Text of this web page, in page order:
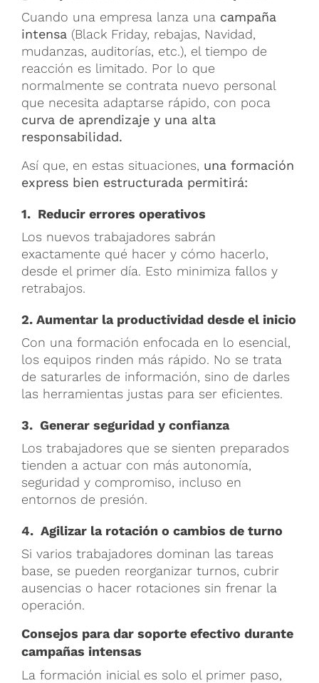
Cuando una empresa lanza una campaña
intensa (Black Friday, rebajas, Navidad,
mudanzas, auditorías, etc.), el tiempo de
reacción es limitado. Por lo que
normalmente se contrata nuevo personal
que necesita adaptarse rápido, con poca
curva de aprendizaje y una alta
responsabilidad.
Así que, en estas situaciones, una formación
express bien estructurada permitirá:
1. Reducir errores operativos
Los nuevos trabajadores sabrán
exactamente qué hacer y cómo hacerlo,
desde el primer día. Esto minimiza fallos y
retrabajos.
2. Aumentar la productividad desde el inicio
Con una formación enfocada en lo esencial,
los equipos rinden más rápido. No se trata
de saturarles de información, sino de darles
las herramientas justas para ser eficientes.
3. Generar seguridad y confianza
Los trabajadores que se sienten preparados
tienden a actuar con más autonomía,
seguridad y compromiso, incluso en
entornos de presión.
4. Agilizar la rotación o cambios de turno
Si varios trabajadores dominan las tareas
base, se pueden reorganizar turnos, cubrir
ausencias o hacer rotaciones sin frenar la
operación.
Consejos para dar soporte efectivo durante
campañas intensas
La formación inicial es solo el primer paso,